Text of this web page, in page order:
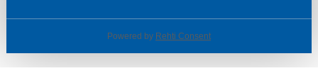
Powered by Rehti Consent